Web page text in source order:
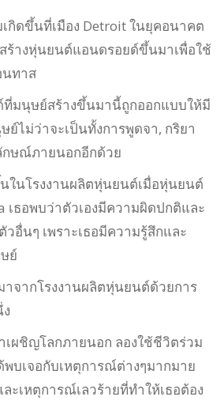
เกิดขึ้นที่เมือง Detroit ในยุคอนาคต
ร้างหุ่นยนต์แอนดรอยด์ขึ้นมาเพื่อใช้
นทาส
มนุษย์สร้างขึ้นมานี้ถูกออกแบบให้มี
ย์ไม่ว่าจะเป็นทั้งการพูดจา, กริยา
กษณ์ภายนอกอีกด้วย
ในโรงงานผลิตหุ่นยนต์เมื่อหุ่นยนต์
เธอพบว่าตัวเองมีความผิดปกติและ
อื่นๆ เพราะเธอมีความรู้สึกและ
ย์
าจากโรงงานผลิตหุ่นยนต์ด้วยการ
เผชิญโลกภายนอก ลองใช้ชีวิตร่วม
บเจอกับเหตุการณ์ต่างๆมากมาย
ะเหตุการณ์เลวร้ายที่ทำให้เธอต้อง